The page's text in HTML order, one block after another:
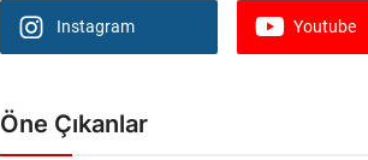
Instagram Youtube
Öne Çıkanlar